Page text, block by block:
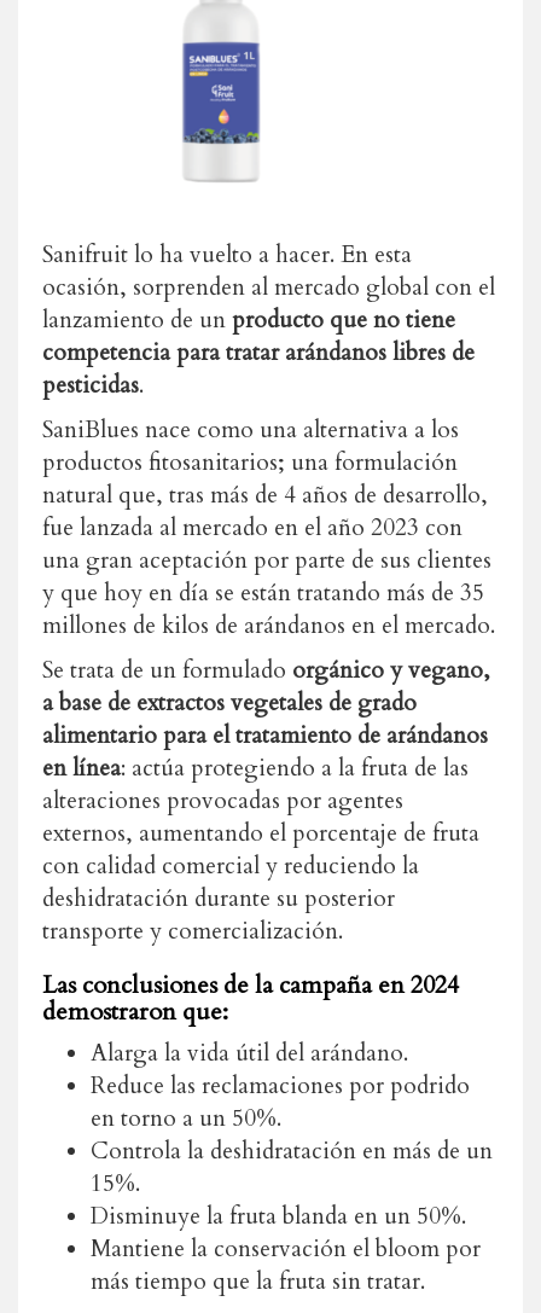
Sanifruit lo ha vuelto a hacer. En esta
ocasión, sorprenden al mercado global con el
lanzamiento de unproducto que no tiene
competencia para tratar arándanos libres de
pesticidas.
SaniBlues nace como una alternativa a los
productos fitosanitarios; una formulación
natural que, tras más de 4 años de desarrollo,
fue lanzada al mercado en el año 2023 con
una gran aceptación por parte de sus clientes
y que hoy en día se están tratando más de 35
millones de kilos de arándanos en el mercado.
Se trata de un formulado orgánico y vegano,
a base de extractos vegetales de grado
alimentario para el tratamiento de arándanos
en línea: actúa protegiendo a la fruta de las
alteraciones provocadas por agentes
externos, aumentando el porcentaje de fruta
con calidad comercial y reduciendo la
deshidratación durante su posterior
transporte y comercialización.
Las conclusiones de la campaña en 2024
demostraron que:
Alarga la vida útil del arándano.
Reduce las reclamaciones por podrido
en torno a un 50%.
Controla la deshidratación en más de un
15%.
Disminuye la fruta blanda en un 50%.
Mantiene la conservación el bloom por
más tiempo que la fruta sin tratar.